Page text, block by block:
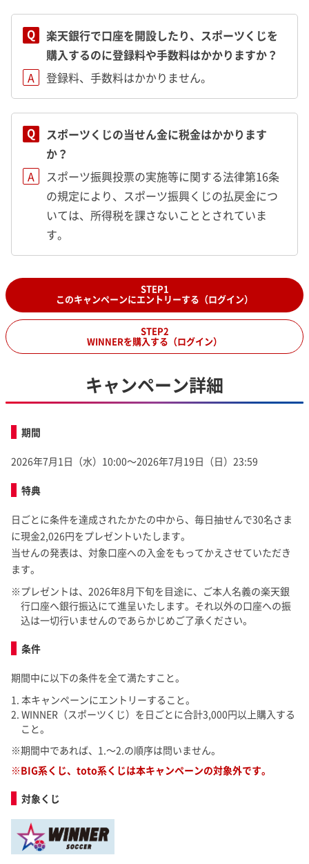
Q
楽天銀行で口座を開設したり、スポーツくじを
購入するのに登録料や手数料はかかりますか？
A
登録料、手数料はかかりません。
Q
スポーツくじの当せん金に税金はかかります
か？
A
スポーツ振興投票の実施等に関する法律第16条
の規定により、スポーツ振興くじの払戻金につ
いては、所得税を課さないこととされていま
す。
STEP1
このキャンペーンにエントリーする（ログイン）
STEP2
WINNERを購入する（ログイン）
キャンペーン詳細
期間
2026年7月1日（水）10:00～2026年7月19日（日）23:59
特典
日ごとに条件を達成されたかたの中から、毎日抽せんで30名さま
に現金2,026円をプレゼントいたします。
当せんの発表は、対象口座への入金をもってかえさせていただき
ます。
プレゼントは、2026年8月下旬を目途に、ご本人名義の楽天銀
行口座へ銀行振込にて進呈いたします。それ以外の口座への振
込は一切行いませんのであらかじめご了承ください。
条件
期間中に以下の条件を全て満たすこと。
本キャンペーンにエントリーすること。
WINNER（スポーツくじ）を日ごとに合計3,000円以上購入する
こと。
期間中であれば、1.～2.の順序は問いません。
BIG系くじ、toto系くじは本キャンペーンの対象外です。
対象くじ